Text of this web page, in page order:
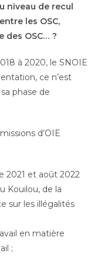
niveau de recul
les OSC,
des OSC… ?
à 2020, le SNOIE
ce n’est
phase de
d’OIE
2021 et août 2022
Kouilou, de la
sur les illégalités
en matière
;